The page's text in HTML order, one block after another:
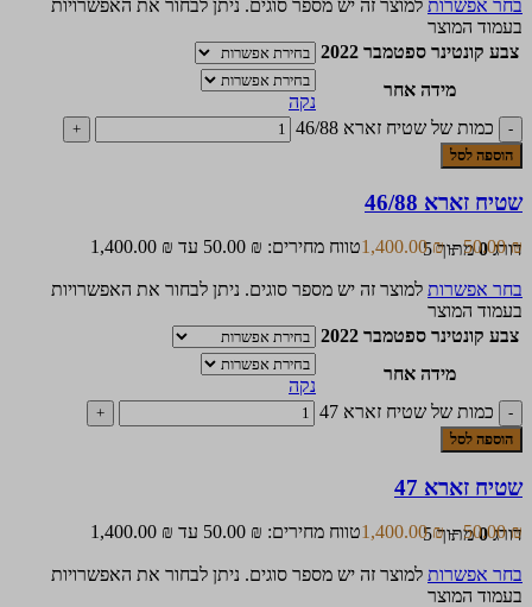
בחר אפשרות למוצר זה יש מספר סוגים. ניתן לבחור את האפשרויות
בעמוד המוצר
צבע קונטינר ספטמבר 2022
מידה אחר
נקה
כמות של שטיח זארא 46/88
הוספה לסל
שטיח זארא 46/88
דורג0מתוך 550.00₪
–
1,400.00₪ טווח מחירים: ⁦50.00 ₪⁩ עד ⁦1,400.00 ₪⁩
בחר אפשרות למוצר זה יש מספר סוגים. ניתן לבחור את האפשרויות
בעמוד המוצר
צבע קונטינר ספטמבר 2022
מידה אחר
נקה
כמות של שטיח זארא 47
הוספה לסל
שטיח זארא 47
דורג0מתוך 550.00₪
–
1,400.00₪ טווח מחירים: ⁦50.00 ₪⁩ עד ⁦1,400.00 ₪⁩
בחר אפשרות למוצר זה יש מספר סוגים. ניתן לבחור את האפשרויות
בעמוד המוצר